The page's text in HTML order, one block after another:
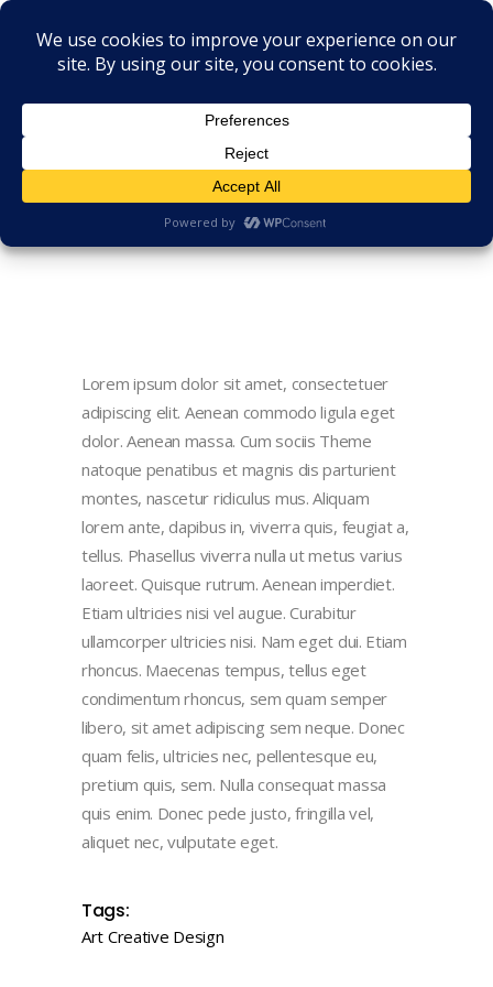
Lorem ipsum dolor sit amet, consectetuer
adipiscing elit. Aenean commodo ligula eget
dolor. Aenean massa. Cum sociis Theme
natoque penatibus et magnis dis parturient
montes, nascetur ridiculus mus. Aliquam
lorem ante, dapibus in, viverra quis, feugiat a,
tellus. Phasellus viverra nulla ut metus varius
laoreet. Quisque rutrum. Aenean imperdiet.
Etiam ultricies nisi vel augue. Curabitur
ullamcorper ultricies nisi. Nam eget dui. Etiam
rhoncus. Maecenas tempus, tellus eget
condimentum rhoncus, sem quam semper
libero, sit amet adipiscing sem neque. Donec
quam felis, ultricies nec, pellentesque eu,
pretium quis, sem. Nulla consequat massa
quis enim. Donec pede justo, fringilla vel,
aliquet nec, vulputate eget.
Tags:
Art Creative Design